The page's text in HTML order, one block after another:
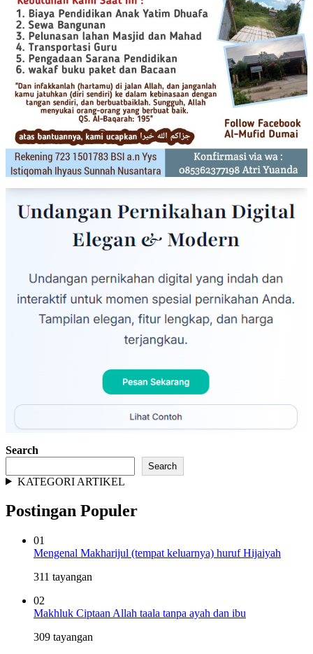
Search
Search
KATEGORI ARTIKEL
Postingan Populer
01
Mengenal Makharijul (tempat keluarnya) huruf Hijaiyah
311 tayangan
02
Makhluk Ciptaan Allah taala tanpa ayah dan ibu
309 tayangan